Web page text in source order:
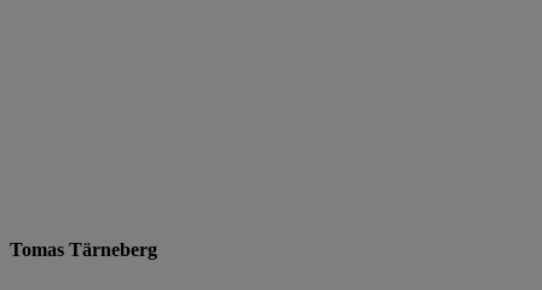
Tomas Tärneberg